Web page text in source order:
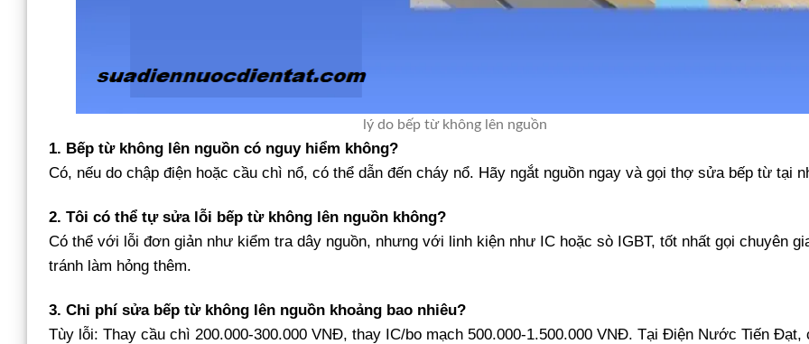
lý do bếp từ không lên nguồn
1. Bếp từ không lên nguồn có nguy hiểm không?
Có, nếu do chập điện hoặc cầu chì nổ, có thể dẫn đến cháy nổ. Hãy ngắt nguồn ngay và gọi thợ sửa bếp từ tại
2. Tôi có thể tự sửa lỗi bếp từ không lên nguồn không?
Có thể với lỗi đơn giản như kiểm tra dây nguồn, nhưng với linh kiện như IC hoặc sò IGBT, tốt nhất gọi chuyên
tránh làm hỏng thêm.
3. Chi phí sửa bếp từ không lên nguồn khoảng bao nhiêu?
Tùy lỗi: Thay cầu chì 200.000-300.000 VNĐ, thay IC/bo mạch 500.000-1.500.000 VNĐ. Tại Điện Nước Tiến Đạt,